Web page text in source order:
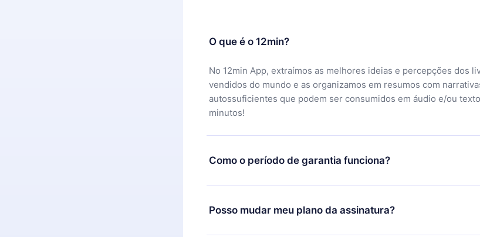
O que é o 12min?
No 12min App, extraímos as melhores ideias e percepções dos
vendidos do mundo e as organizamos em resumos com
autossuficientes que podem ser consumidos em áudio e/ou
minutos!
Como o período de garantia funciona?
Você pode baixar nosso aplicativo e começar a aproveitar nossa
motivo não ficar satisfeito com nossa plataforma, basta entrar em
equipe de suporte (contato@12min.com) em até 7 dias após a
Posso mudar meu plano da assinatura?